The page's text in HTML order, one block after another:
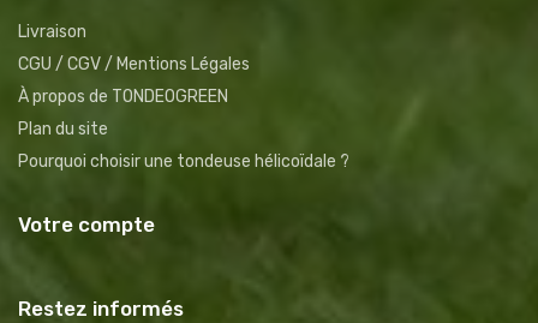
Livraison
CGU / CGV / Mentions Légales
À propos de TONDEOGREEN
Plan du site
Pourquoi choisir une tondeuse hélicoïdale ?
Votre compte
Restez informés